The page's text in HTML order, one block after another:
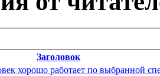
Заголовок
хорошо работает по выбранной